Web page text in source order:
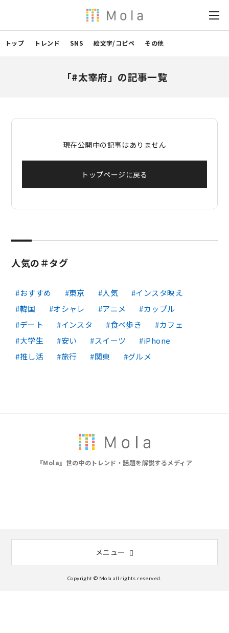
トップ トレンド SNS 絵文字/コピペ その他
「#太宰府」の記事一覧
現在公開中の記事はありません
トップページに戻る
人気の＃タグ
おすすめ 東京 人気
インスタ映え
韓国
オシャレ アニメ
カップル
デート
インスタ 食べ歩き
カフェ
大学生
安い スイーツ
iPhone
推し活
旅行 関東 グルメ
『Mola』世の中のトレンド・話題を解説するメディア
メニュー
Copyright © Mola all rights reserved.